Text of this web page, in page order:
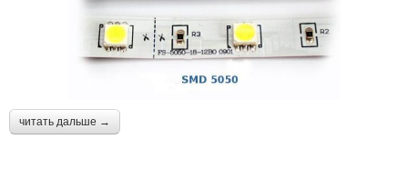
читать дальше →